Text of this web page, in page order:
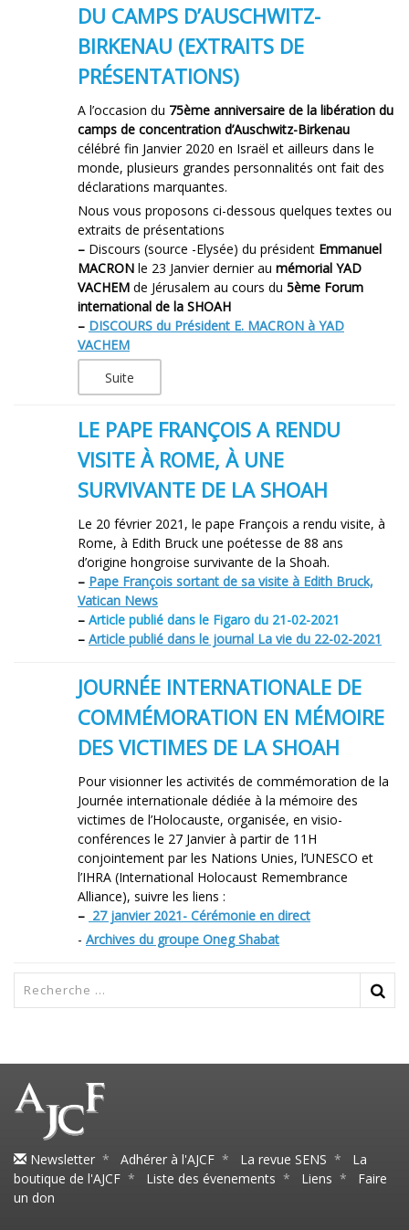
DU CAMPS D’AUSCHWITZ-
BIRKENAU (EXTRAITS DE
PRÉSENTATIONS)
A l’occasion du 75ème anniversaire de la libération du
camps de concentration d’Auschwitz-Birkenau
célébré fin Janvier 2020 en Israël et ailleurs dans le
monde, plusieurs grandes personnalités ont fait des
déclarations marquantes.
Nous vous proposons ci-dessous quelques textes ou
extraits de présentations
– Discours (source -Elysée) du président Emmanuel
MACRON le 23 Janvier dernier au mémorial YAD
VACHEM de Jérusalem au cours du 5ème Forum
international de la SHOAH
– DISCOURS du Président E. MACRON à YAD
VACHEM
Suite
LE PAPE FRANÇOIS A RENDU
VISITE À ROME, À UNE
SURVIVANTE DE LA SHOAH
Le 20 février 2021, le pape François a rendu visite, à
Rome, à Edith Bruck une poétesse de 88 ans
d’origine hongroise survivante de la Shoah.
– Pape François sortant de sa visite à Edith Bruck,
Vatican News
– Article publié dans le Figaro du 21-02-2021
– Article publié dans le journal La vie du 22-02-2021
JOURNÉE INTERNATIONALE DE
COMMÉMORATION EN MÉMOIRE
DES VICTIMES DE LA SHOAH
Pour visionner les activités de commémoration de la
Journée internationale dédiée à la mémoire des
victimes de l’Holocauste, organisée, en visio-
conférences le 27 Janvier à partir de 11H
conjointement par les Nations Unies, l’UNESCO et
l’IHRA (International Holocaust Remembrance
Alliance), suivre les liens :
– 27 janvier 2021- Cérémonie en direct
- Archives du groupe Oneg Shabat
Newsletter * Adhérer à l'AJCF * La revue SENS * La
boutique de l'AJCF * Liste des évenements * Liens * Faire
un don